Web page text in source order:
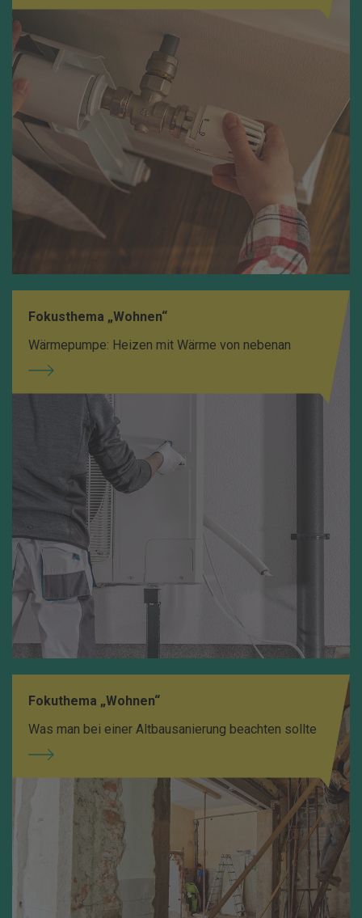
Fokusthema „Wohnen“
Wärmepumpe: Heizen mit Wärme von nebenan
Fokuthema „Wohnen“
Was man bei einer Altbausanierung beachten sollte